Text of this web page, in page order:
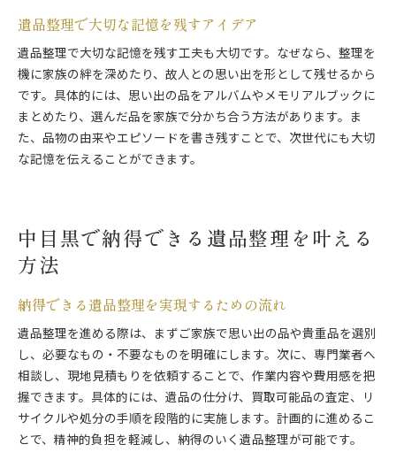
遺品整理で大切な記憶を残すアイデア
遺品整理で大切な記憶を残す工夫も大切です。なぜなら、整理を
機に家族の絆を深めたり、故人との思い出を形として残せるから
です。具体的には、思い出の品をアルバムやメモリアルブックに
まとめたり、選んだ品を家族で分かち合う方法があります。ま
た、品物の由来やエピソードを書き残すことで、次世代にも大切
な記憶を伝えることができます。
中目黒で納得できる遺品整理を叶える
方法
納得できる遺品整理を実現するための流れ
遺品整理を進める際は、まずご家族で思い出の品や貴重品を選別
し、必要なもの・不要なものを明確にします。次に、専門業者へ
相談し、現地見積もりを依頼することで、作業内容や費用感を把
握できます。具体的には、遺品の仕分け、買取可能品の査定、リ
サイクルや処分の手順を段階的に実施します。計画的に進めるこ
とで、精神的負担を軽減し、納得のいく遺品整理が可能です。